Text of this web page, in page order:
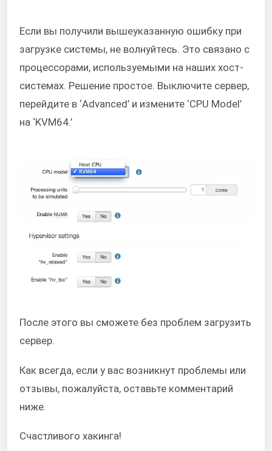
Если вы получили вышеуказанную ошибку при
загрузке системы, не волнуйтесь. Это связано с
процессорами, используемыми на наших хост-
системах. Решение простое. Выключите сервер,
перейдите в ‘Advanced’ и измените ‘CPU Model’
на ‘KVM64.’
После этого вы сможете без проблем загрузить
сервер.
Как всегда, если у вас возникнут проблемы или
отзывы, пожалуйста, оставьте комментарий
ниже.
Счастливого хакинга!